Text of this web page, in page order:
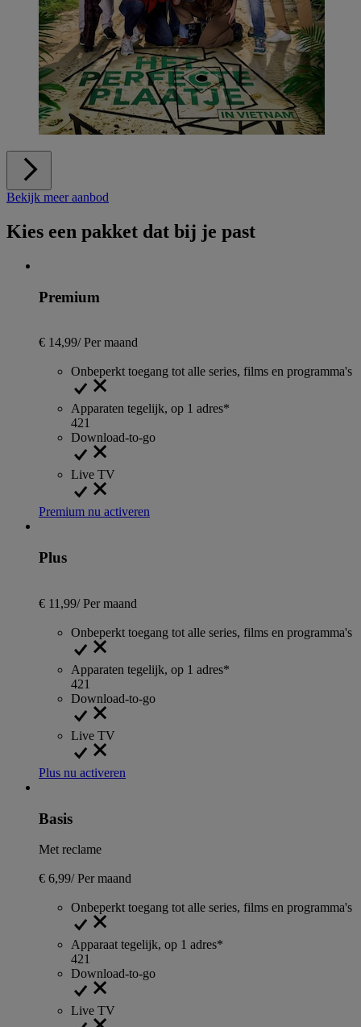
Bekijk meer aanbod
Kies een pakket dat bij je past
Premium
€ 14,99/Per maand
Onbeperkt toegang tot alle series, films en programma's
Apparaten tegelijk, op 1 adres*
421
Download-to-go
Live TV
Premium nu activeren
Plus
€ 11,99/Per maand
Onbeperkt toegang tot alle series, films en programma's
Apparaten tegelijk, op 1 adres*
421
Download-to-go
Live TV
Plus nu activeren
Basis
Met reclame
€ 6,99/Per maand
Onbeperkt toegang tot alle series, films en programma's
Apparaat tegelijk, op 1 adres*
421
Download-to-go
Live TV